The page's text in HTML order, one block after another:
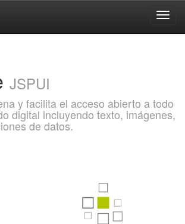
JSPUI
y facilita el acceso abierto a todo
digital incluyendo texto, imágenes,
de datos.